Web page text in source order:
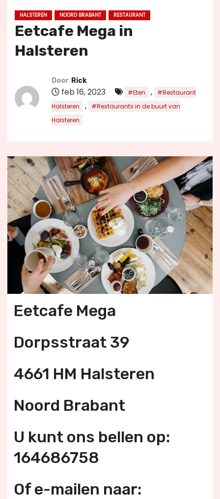
HALSTEREN NOORD BRABANT RESTAURANT
Eetcafe Mega in
Halsteren
Door Rick
feb 16, 2023 #Eten ,
#Restaurant
Halsteren
,
#Restaurants in de buurt van
Halsteren
Eetcafe Mega
Dorpsstraat 39
4661 HM Halsteren
Noord Brabant
U kunt ons bellen op:
164686758
Of e-mailen naar: